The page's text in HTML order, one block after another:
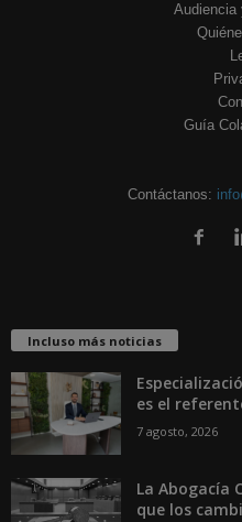
Audiencia
Guía
Contáctanos:
Incluso más noticias
es el
7 agosto, 2026
La Abogacía
que los